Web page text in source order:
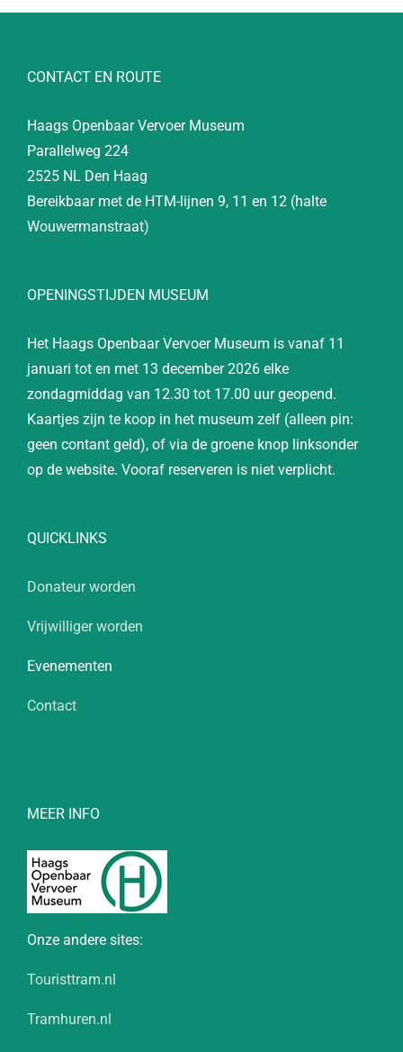
CONTACT EN ROUTE
Haags Openbaar Vervoer Museum
Parallelweg 224
2525 NL Den Haag
Bereikbaar met de HTM-lijnen 9, 11 en 12 (halte
Wouwermanstraat)
OPENINGSTIJDEN MUSEUM
Het Haags Openbaar Vervoer Museum is vanaf 11
januari tot en met 13 december 2026 elke
zondagmiddag van 12.30 tot 17.00 uur geopend.
Kaartjes zijn te koop in het museum zelf (alleen pin:
geen contant geld), of via de groene knop linksonder
op de website. Vooraf reserveren is niet verplicht.
QUICKLINKS
Donateur worden
Vrijwilliger worden
Evenementen
Contact
MEER INFO
Onze andere sites:
Touristtram.nl
Tramhuren.nl